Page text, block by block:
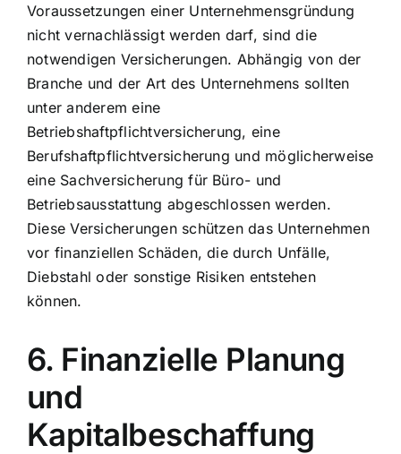
Voraussetzungen einer Unternehmensgründung
nicht vernachlässigt werden darf, sind die
notwendigen Versicherungen. Abhängig von der
Branche und der Art des Unternehmens sollten
unter anderem eine
Betriebshaftpflichtversicherung, eine
Berufshaftpflichtversicherung und möglicherweise
eine Sachversicherung für Büro- und
Betriebsausstattung abgeschlossen werden.
Diese Versicherungen schützen das Unternehmen
vor finanziellen Schäden, die durch Unfälle,
Diebstahl oder sonstige Risiken entstehen
können.
6. Finanzielle Planung
und
Kapitalbeschaffung